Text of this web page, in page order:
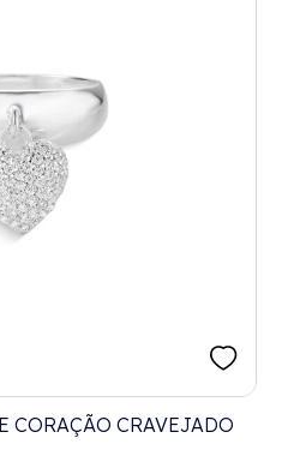
CORAÇÃO CRAVEJADO